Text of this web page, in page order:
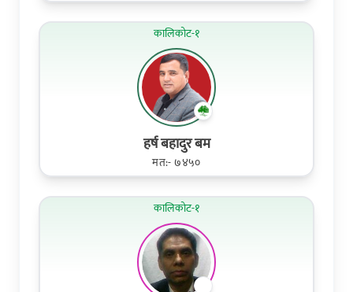
कालिकोट-१
हर्ष बहादुर बम
मत:- ७४५०
कालिकोट-१